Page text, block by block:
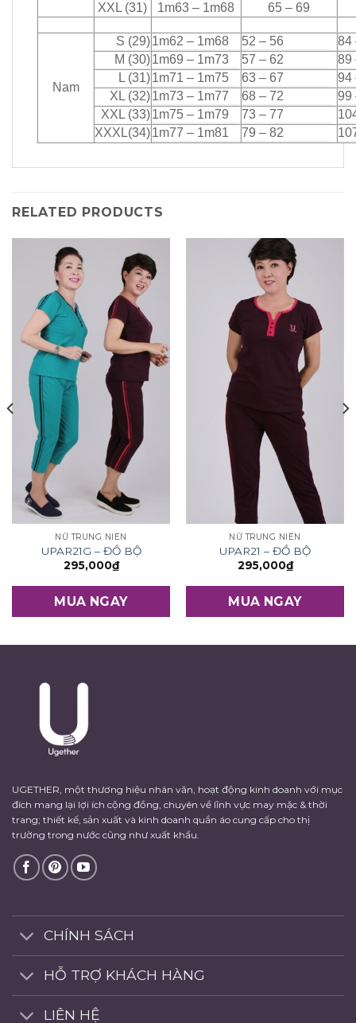
XXL (31)
1m63 – 1m68 65 – 69
Nam
S (29)1m62 – 1m68 52 – 56
84
M (30)1m69 – 1m73 57 – 62
89
L (31)1m71 – 1m75 63 – 67
94
XL (32)1m73 – 1m77 68 – 72
99
XXL (33)1m75 – 1m79 73 – 77
XXXL(34)1m77 – 1m81 79 – 82
RELATED PRODUCTS
NỮ TRUNG NIÊN
UPAR21G – ĐỒ BỘ
295,000₫
MUA NGAY
NỮ TRUNG NIÊN
UPAR21 – ĐỒ BỘ
295,000₫
MUA NGAY
UGETHER, một thương hiệu nhân văn, hoạt động kinh doanh với mục
đích mang lại lợi ích cộng đồng, chuyên về lĩnh vực may mặc & thời
trang; thiết kế, sản xuất và kinh doanh quần áo cung cấp cho thị
trường trong nước cũng như xuất khẩu.
CHÍNH SÁCH
HỖ TRỢ KHÁCH HÀNG
LIÊN HỆ